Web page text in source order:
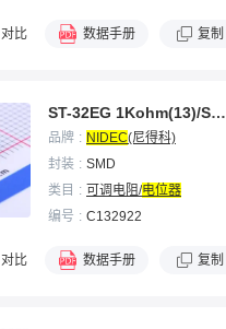
对比 数据手册 复制
ST-32EG 1Kohm(13)/ST3
2EG102
品牌 NIDEC(尼得科)
封装
SMD
类目
可调电阻/电位器
编号
C132922
对比 数据手册 复制